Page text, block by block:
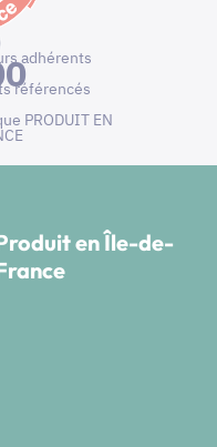
adhérents
référencés
PRODUIT EN
en Île-de-